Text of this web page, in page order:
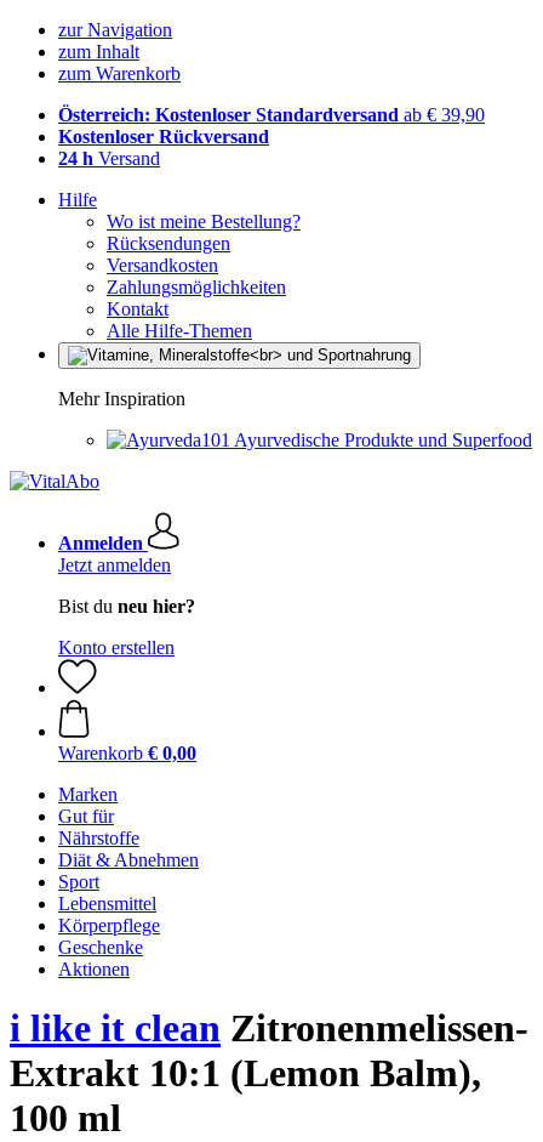
zur Navigation
zum Inhalt
zum Warenkorb
Österreich: Kostenloser Standardversand ab € 39,90
Kostenloser Rückversand
24 h Versand
Hilfe
Wo ist meine Bestellung?
Rücksendungen
Versandkosten
Zahlungsmöglichkeiten
Kontakt
Alle Hilfe-Themen
Mehr Inspiration
Ayurvedische Produkte und Superfood
Anmelden
Jetzt anmelden
Bist du neu hier?
Konto erstellen
Warenkorb € 0,00
Marken
Gut für
Nährstoffe
Diät & Abnehmen
Sport
Lebensmittel
Körperpflege
Geschenke
Aktionen
i like it clean Zitronenmelissen-
Extrakt 10:1 (Lemon Balm),
100 ml